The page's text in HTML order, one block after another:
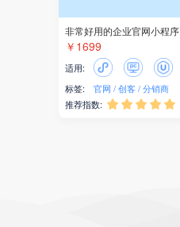
非常好用的企业官网小程序
￥1699
适用:
标签:
官网 创客 分销商
推荐指数:     